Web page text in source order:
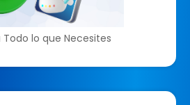
lo que Necesites